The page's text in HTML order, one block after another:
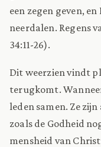
een zegen geven,
neerdalen. Regens
34:11-26).
Dit weerzien vindt
terugkomt.
leden samen. Ze
zoals de Godheid
mensheid van